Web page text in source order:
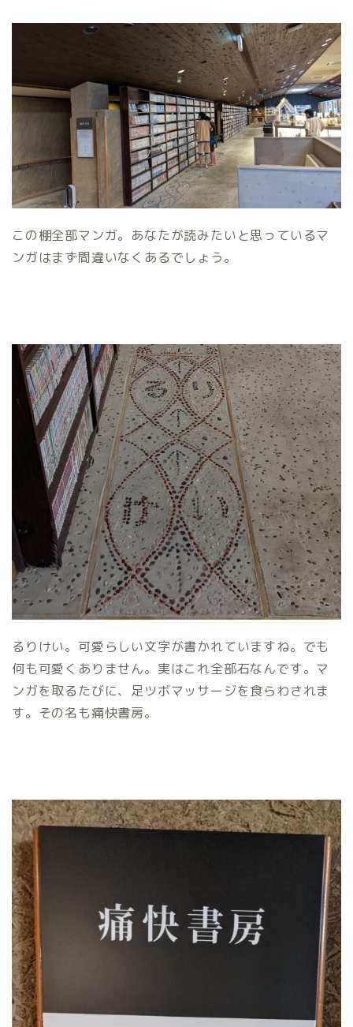
この棚全部マンガ。あなたが読みたいと思っているマ
ンガはまず間違いなくあるでしょう。
るりけい。可愛らしい文字が書かれていますね。でも
何も可愛くありません。実はこれ全部石なんです。マ
ンガを取るたびに、足ツボマッサージを食らわされま
す。その名も痛快書房。